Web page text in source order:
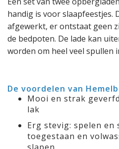
handig is voor slaapfeestjes.
afgewerkt, er ontstaat geen
de bedpoten. De lade kan
worden om heel veel spullen
De voordelen van
Mooi en strak
lak
Erg stevig: spelen en
toegestaan en